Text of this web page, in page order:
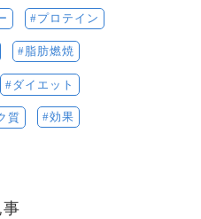
プロテイン
脂肪燃焼
ダイエット
質 効果
事